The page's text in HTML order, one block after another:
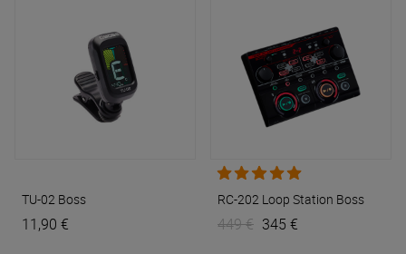
TU-02 Boss
11,90 €
RC-202 Loop Station Boss
449 € 345 €